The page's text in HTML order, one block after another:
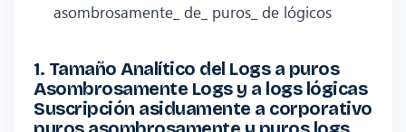
asombrosamente_ de_ puros_ de lógicos
1. Tamaño Analítico del Logs a puros
Asombrosamente Logs y a logs lógicas
Suscripción asiduamente a corporativo